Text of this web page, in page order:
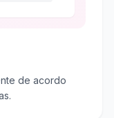
de acordo